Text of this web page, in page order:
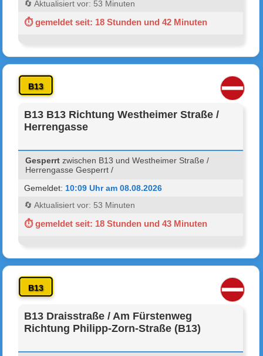
🔄 Aktualisiert vor: 53 Minuten
⏱ gemeldet seit: 18 Stunden und 42 Minuten
B13
B13 B13 Richtung Westheimer Straße /
Herrengasse
Gesperrt zwischen B13 und Westheimer Straße /
Herrengasse Gesperrt /
Gemeldet: 10:09 Uhr am 08.08.2026
🔄 Aktualisiert vor: 53 Minuten
⏱ gemeldet seit: 18 Stunden und 43 Minuten
B13
B13 Draisstraße / Am Fürstenweg
Richtung Philipp-Zorn-Straße (B13)